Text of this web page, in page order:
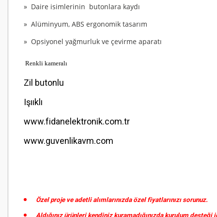
» Daire isimlerinin butonlara kaydı
» Alüminyum, ABS ergonomik tasarım
» Opsiyonel yağmurluk ve çevirme aparatı
Renkli kameralı
Zil butonlu
Işııklı
www.fidanelektronik.com.tr
www.guvenlikavm.com
Özel proje ve adetli alımlarınızda özel fiyatlarınızı sorunuz.
Aldığınız ürünleri kendiniz kuramadığınızda kurulum